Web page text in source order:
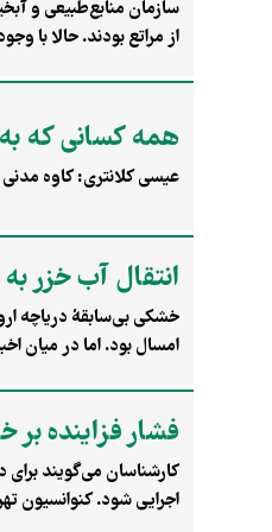
همه کسانی که
عیسی کلانتری: کاوه
انتقال آب خزر
خشکی بی‌سابقهٔ دریاچه
امسال بود. اما در میان
فشار فزاینده بر
کارشناسان می‌گویند
اجرایی شود. کنوانسیون